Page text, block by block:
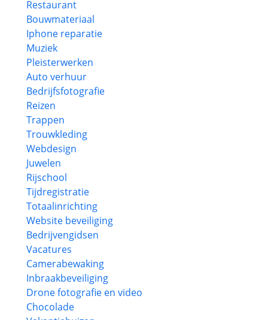
Restaurant
Bouwmateriaal
Iphone reparatie
Muziek
Pleisterwerken
Auto verhuur
Bedrijfsfotografie
Reizen
Trappen
Trouwkleding
Webdesign
Juwelen
Rijschool
Tijdregistratie
Totaalinrichting
Website beveiliging
Bedrijvengidsen
Vacatures
Camerabewaking
Inbraakbeveiliging
Drone fotografie en video
Chocolade